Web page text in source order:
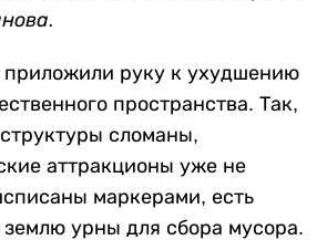
руку к ухудшению
пространства. Так,
сломаны,
аттракционы уже не
маркерами, есть
урны для сбора мусора.